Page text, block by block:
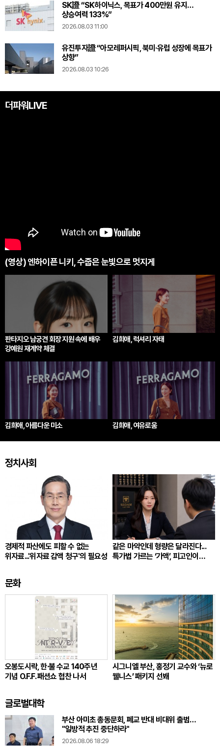
SK證 “SK하이닉스, 목표가 400만원 유지…
상승여력 133%”
2026.08.03 11:00
유진투자證 “아모레퍼시픽, 북미·유럽 성장에 목표가
상향”
2026.08.03 10:26
더파워LIVE
(영상) 엔하이픈 니키, 수줍은 눈빛으로 멋지게
판타지오 남궁견 회장 지원 속에 배우
강예원 재계약 체결
김희애, 럭셔리 자태
김희애, 아름다운 미소 김희애, 여유로움
정치사회
경제적 파산에도 피할 수 없는
위자료...'위자료 감액 청구'의 필요성
같은 마약인데 형량은 달라진다...
특가법 가르는 ‘가액’, 피고인이
문화
오봉도시락, 한·불 수교 140주년
기념 O.F.F. 패션쇼 협찬 나서
시그니엘 부산, 홍정기 교수와 ‘뉴로
웰니스’ 패키지 선봬
글로벌대학
부산 아미초 총동문회, 폐교 반대 비대위 출범…
"일방적 추진 중단하라"
2026.08.06 18:29